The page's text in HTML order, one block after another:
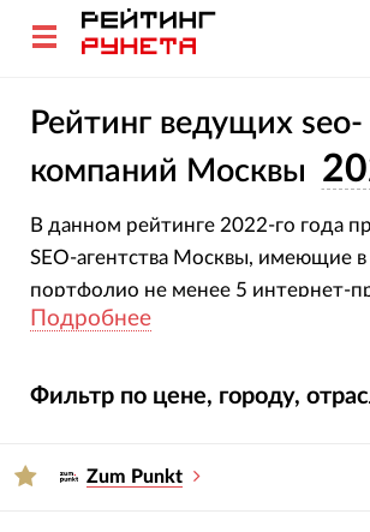
Рейтинг ведущих seo-
компаний Москвы
В данном рейтинге 2022-го года
SEO-агентства Москвы, имеющие в
портфолио не менее 5 интернет-
продвижении.
Подробнее
Фильтр по цене, городу,
Zum Punkt